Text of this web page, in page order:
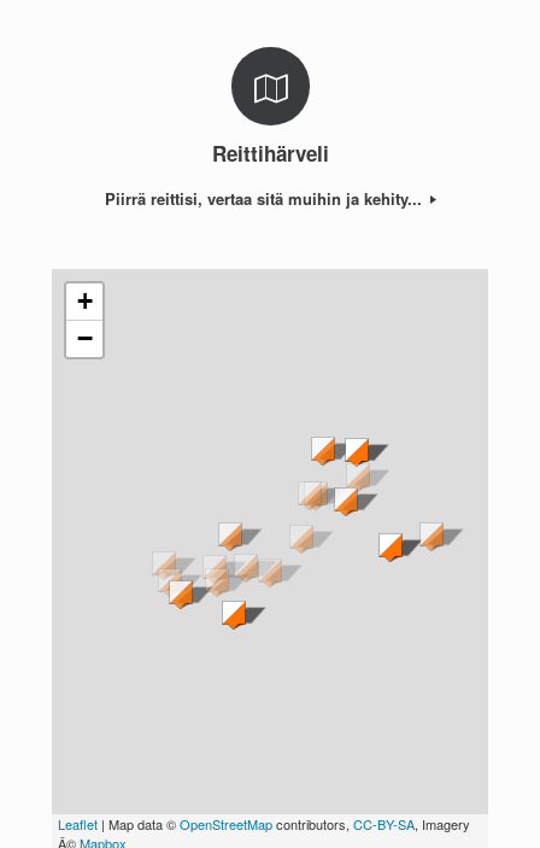
Reittihärveli
Piirrä reittisi, vertaa sitä muihin ja kehity...